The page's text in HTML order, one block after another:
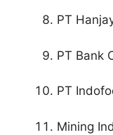
PT
PT Bank
PT
Mining